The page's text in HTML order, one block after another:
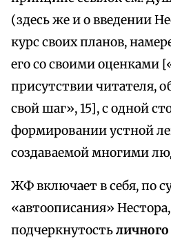
(здесь же и о введении
курс своих планов,
его со своими оценками
присутствии читателя,
свой шаг», 15], с одной
формировании устной
создаваемой многими
ЖФ включает в себя, по
«автоописания»
подчеркнутостьличного